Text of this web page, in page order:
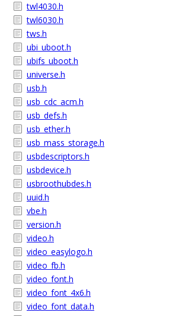
twl4030.h
twl6030.h
tws.h
ubi_uboot.h
ubifs_uboot.h
universe.h
usb.h
usb_cdc_acm.h
usb_defs.h
usb_ether.h
usb_mass_storage.h
usbdescriptors.h
usbdevice.h
usbroothubdes.h
uuid.h
vbe.h
version.h
video.h
video_easylogo.h
video_fb.h
video_font.h
video_font_4x6.h
video_font_data.h